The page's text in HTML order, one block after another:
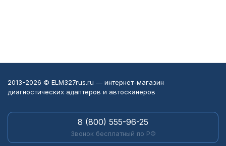
2013-2026 © ELM327rus.ru — интернет-магазин
диагностических адаптеров и автосканеров
8 (800) 555-96-25
Звонок бесплатный по РФ